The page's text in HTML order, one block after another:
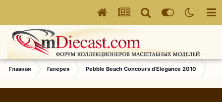
Главная Галерея Pebble Beach Concours d'Elegance 2010